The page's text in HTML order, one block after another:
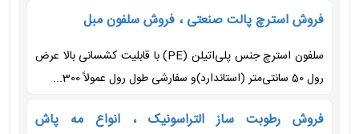
فروش استرچ پالت صنعتی ، فروش سلفون مبل
سلفون استرچ جنس پلی‌اتیلن (PE) با قابلیت کشسانی بالا عرض
رول 50 سانتی‌متر (استاندارد)و سفارشی طول رول عمولاً 300...
فروش رطوبت ساز التراسونیک ، انواع مه پاش